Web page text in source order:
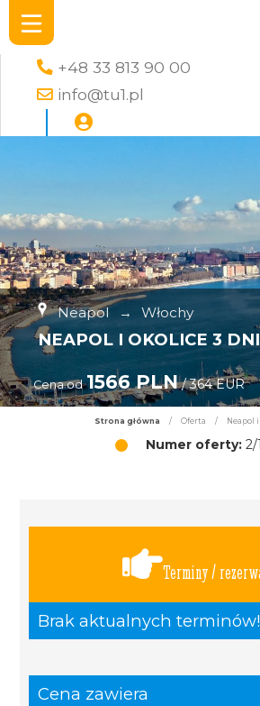
+48 33 813 90 00
info@tu1.pl
Neapol → Włochy
NEAPOL I OKOLICE 3 DNI
Cena od 1566 PLN/ 364 EUR
Strona główna / Oferta / Neapol
Numer oferty: 2/
Terminy /
Brak aktualnych terminów!
Cena zawiera